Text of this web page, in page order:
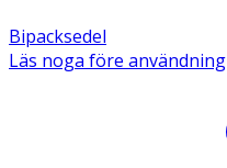
Bipacksedel
Läs noga före användning